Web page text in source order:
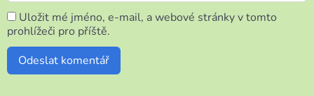
Uložit mé jméno, e-mail, a webové stránky v tomto
prohlížeči pro příště.